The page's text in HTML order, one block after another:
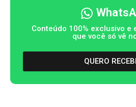
Conteúdo 100% exclusivo e
que você só vê
QUERO